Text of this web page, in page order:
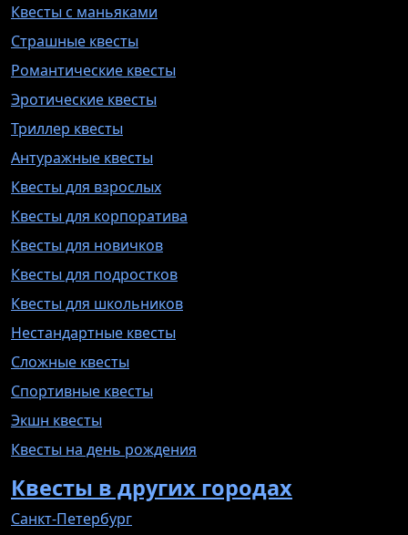
Квесты с маньяками
Страшные квесты
Романтические квесты
Эротические квесты
Триллер квесты
Антуражные квесты
Квесты для взрослых
Квесты для корпоратива
Квесты для новичков
Квесты для подростков
Квесты для школьников
Нестандартные квесты
Сложные квесты
Спортивные квесты
Экшн квесты
Квесты на день рождения
Квесты в других городах
Санкт-Петербург